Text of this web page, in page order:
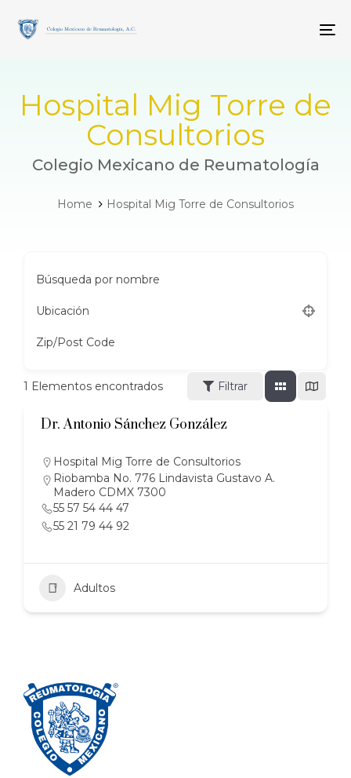
links
primary
contentHospital Mig Torre de
Consultorios
Colegio Mexicano de Reumatología
Home Hospital Mig Torre de Consultorios
Búsqueda por nombre
Ubicación
Zip/Post Code
1 Elementos encontrados Filtrar
Dr. Antonio Sánchez González
Hospital Mig Torre de Consultorios
Riobamba No. 776 Lindavista Gustavo A.
Madero CDMX 7300
55 57 54 44 47
55 21 79 44 92
Adultos